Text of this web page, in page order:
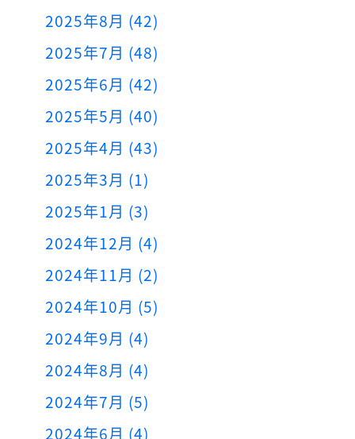
2025年8月 (42)
2025年7月 (48)
2025年6月 (42)
2025年5月 (40)
2025年4月 (43)
2025年3月 (1)
2025年1月 (3)
2024年12月 (4)
2024年11月 (2)
2024年10月 (5)
2024年9月 (4)
2024年8月 (4)
2024年7月 (5)
2024年6月 (4)